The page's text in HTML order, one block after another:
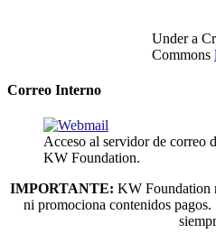
Under a
Commons
Correo Interno
Acceso al servidor de correo
KW Foundation.
IMPORTANTE: KW Foundation
ni promociona contenidos pagos.